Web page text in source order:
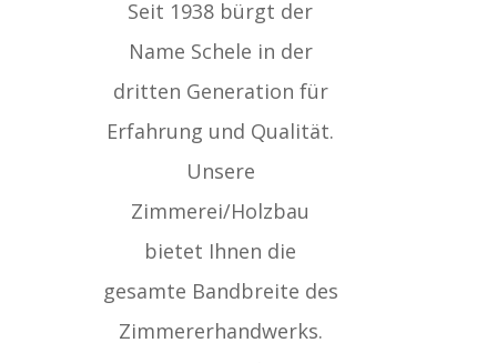
Seit 1938 bürgt der
Name Schele in der
dritten Generation für
Erfahrung und Qualität.
Unsere
Zimmerei/Holzbau
bietet Ihnen die
gesamte Bandbreite des
Zimmererhandwerks.